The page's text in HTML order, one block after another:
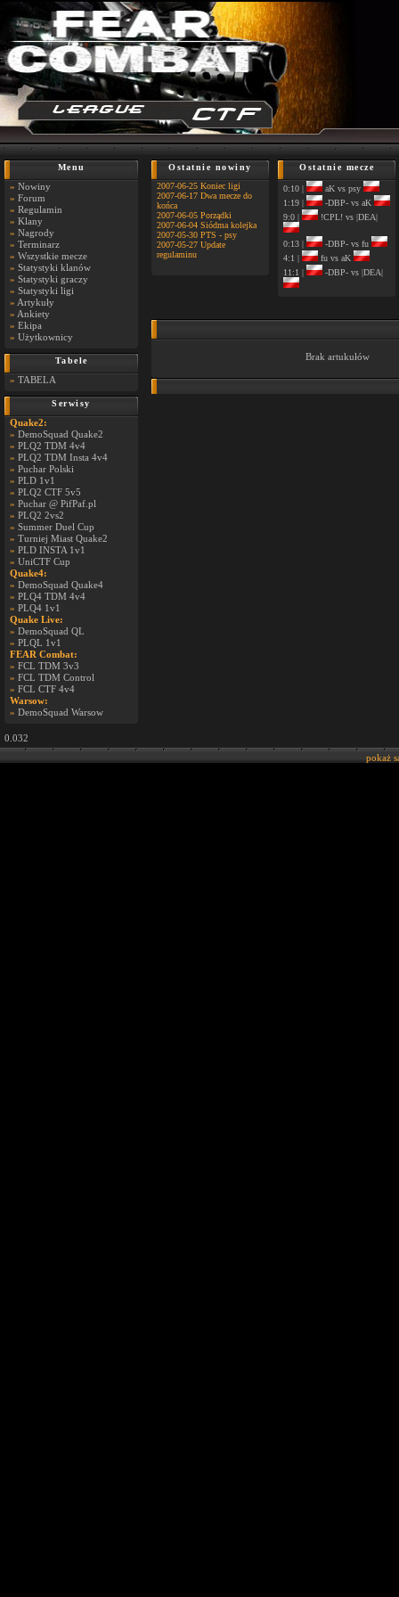
Menu
» Nowiny
» Forum
» Regulamin
» Klany
» Nagrody
» Terminarz
» Wszystkie mecze
» Statystyki klanów
» Statystyki graczy
» Statystyki ligi
» Artykuły
» Ankiety
» Ekipa
» Użytkownicy
Tabele
» TABELA
Serwisy
Quake2:
» DemoSquad Quake2
» PLQ2 TDM 4v4
» PLQ2 TDM Insta 4v4
» Puchar Polski
» PLD 1v1
» PLQ2 CTF 5v5
» Puchar @ PifPaf.pl
» PLQ2 2vs2
» Summer Duel Cup
» Turniej Miast Quake2
» PLD INSTA 1v1
» UniCTF Cup
Quake4:
» DemoSquad Quake4
» PLQ4 TDM 4v4
» PLQ4 1v1
Quake Live:
» DemoSquad QL
» PLQL 1v1
FEAR Combat:
» FCL TDM 3v3
» FCL TDM Control
» FCL CTF 4v4
Warsow:
» DemoSquad Warsow
Ostatnie nowiny
2007-06-25 Koniec ligi
2007-06-17 Dwa mecze do
końca
2007-06-05 Porządki
2007-06-04 Siódma kolejka
2007-05-30 PTS - psy
2007-05-27 Update
regulaminu
Ostatnie mecze
0:10 |
aK vs psy
1:19 |
-DBP- vs aK
9:0 |
!CPL! vs |DEA|
0:13 |
-DBP- vs fu
4:1 |
fu vs aK
11:1 |
-DBP- vs |DEA|
Brak artukułów
0.032
pokaż